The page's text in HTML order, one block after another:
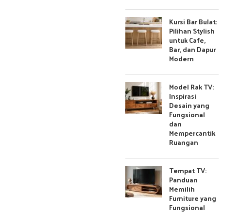
Kursi Bar Bulat:
Pilihan Stylish
untuk Cafe,
Bar, dan Dapur
Modern
Model Rak TV:
Inspirasi
Desain yang
Fungsional
dan
Mempercantik
Ruangan
Tempat TV:
Panduan
Memilih
Furniture yang
Fungsional